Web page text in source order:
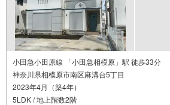
小田急小田原線 「小田急相模原」駅 徒歩33分
神奈川県相模原市南区麻溝台5丁目
2023年4月（築4年）
5LDK / 地上階数2階